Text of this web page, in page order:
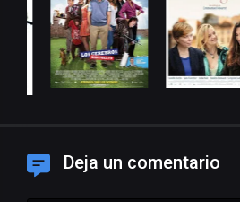
Deja un comentario